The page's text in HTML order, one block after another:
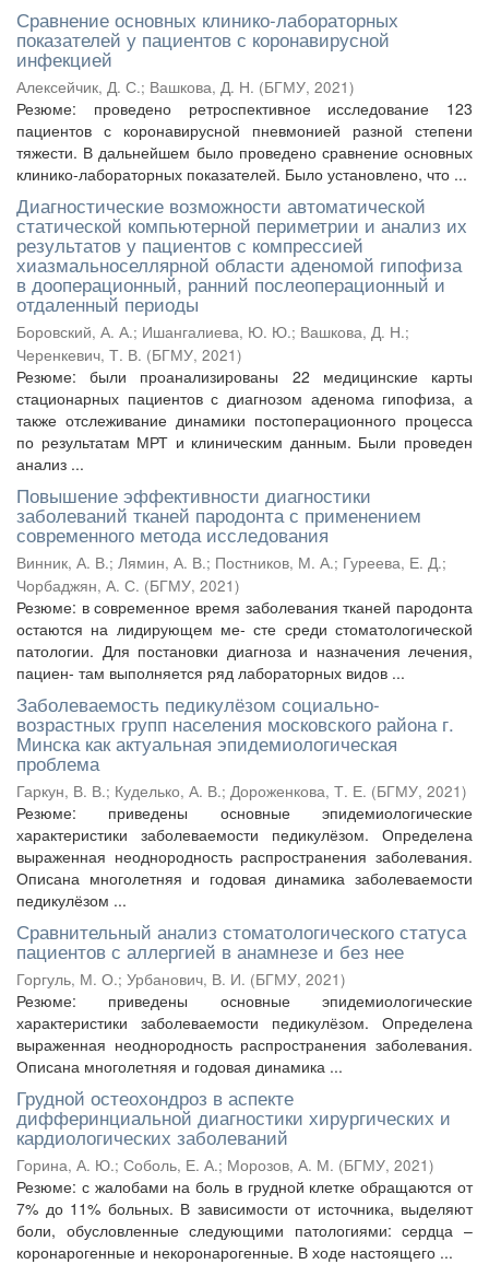
Сравнение основных клинико-лабораторных
показателей у пациентов с коронавирусной
инфекцией
Алексейчик, Д. С.; Вашкова, Д. Н. (БГМУ, 2021)
Резюме: проведено ретроспективное исследование 123
пациентов с коронавирусной пневмонией разной степени
тяжести. В дальнейшем было проведено сравнение основных
клинико-лабораторных показателей. Было установлено, что ...
Диагностические возможности автоматической
статической компьютерной периметрии и анализ их
результатов у пациентов с компрессией
хиазмальноселлярной области аденомой гипофиза
в дооперационный, ранний послеоперационный и
отдаленный периоды
Боровский, А. А.; Ишангалиева, Ю. Ю.; Вашкова, Д. Н.;
Черенкевич, Т. В. (БГМУ, 2021)
Резюме: были проанализированы 22 медицинские карты
стационарных пациентов с диагнозом аденома гипофиза, а
также отслеживание динамики постоперационного процесса
по результатам МРТ и клиническим данным. Были проведен
анализ ...
Повышение эффективности диагностики
заболеваний тканей пародонта с применением
современного метода исследования
Винник, А. В.; Лямин, А. В.; Постников, М. А.; Гуреева, Е. Д.;
Чорбаджян, А. С. (БГМУ, 2021)
Резюме: в современное время заболевания тканей пародонта
остаются на лидирующем ме- сте среди стоматологической
патологии. Для постановки диагноза и назначения лечения,
пациен- там выполняется ряд лабораторных видов ...
Заболеваемость педикулёзом социально-
возрастных групп населения московского района г.
Минска как актуальная эпидемиологическая
проблема
Гаркун, В. В.; Куделько, А. В.; Дороженкова, Т. Е. (БГМУ, 2021)
Резюме: приведены основные эпидемиологические
характеристики заболеваемости педикулёзом. Определена
выраженная неоднородность распространения заболевания.
Описана многолетняя и годовая динамика заболеваемости
педикулёзом ...
Сравнительный анализ стоматологического статуса
пациентов с аллергией в анамнезе и без нее
Горгуль, М. О.; Урбанович, В. И. (БГМУ, 2021)
Резюме: приведены основные эпидемиологические
характеристики заболеваемости педикулёзом. Определена
выраженная неоднородность распространения заболевания.
Описана многолетняя и годовая динамика ...
Грудной остеохондроз в аспекте
дифферинциальной диагностики хирургических и
кардиологических заболеваний
Горина, А. Ю.; Соболь, Е. А.; Морозов, А. М. (БГМУ, 2021)
Резюме: с жалобами на боль в грудной клетке обращаются от
7% до 11% больных. В зависимости от источника, выделяют
боли, обусловленные следующими патологиями: сердца –
коронарогенные и некоронарогенные. В ходе настоящего ...